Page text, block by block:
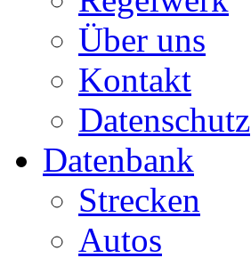
Über uns
Kontakt
Datenschutz
Datenbank
Strecken
Autos